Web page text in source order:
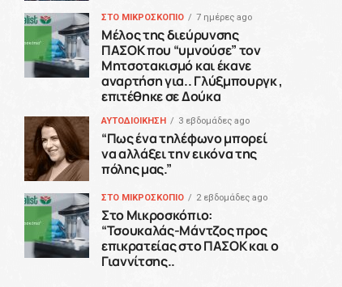
ΣΤΟ ΜΙΚΡΟΣΚΟΠΙΟ 7 ημέρες ago
Μέλος της διεύρυνσης
ΠΑΣΟΚ που “υμνούσε” τον
Μητσοτακισμό και έκανε
αναρτήση για.. Γλύξμπουργκ ,
επιτέθηκε σε Δούκα
ΑΥΤΟΔΙΟΙΚΗΣΗ 3 εβδομάδες ago
“Πως ένα τηλέφωνο μπορεί
να αλλάξει την εικόνα της
πόλης μας.”
ΣΤΟ ΜΙΚΡΟΣΚΟΠΙΟ 2 εβδομάδες ago
Στο Μικροσκόπιο:
“Τσουκαλάς-Μάντζος προς
επικρατείας στο ΠΑΣΟΚ και ο
Γιαννίτσης..